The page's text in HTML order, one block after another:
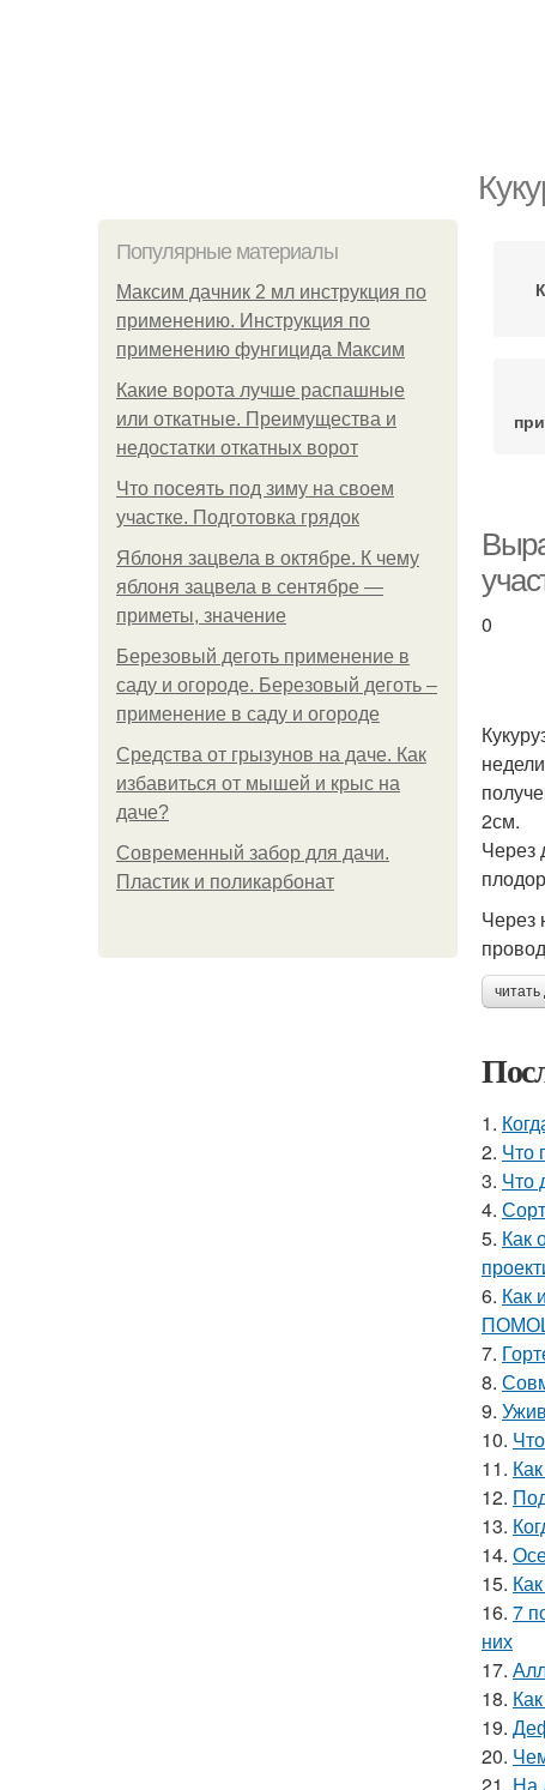
Популярные материалы
Максим дачник 2 мл инструкция по
применению. Инструкция по
применению фунгицида Максим
Какие ворота лучше распашные
или откатные. Преимущества и
недостатки откатных ворот
Что посеять под зиму на своем
участке. Подготовка грядок
Яблоня зацвела в октябре. К чему
яблоня зацвела в сентябре —
приметы, значение
Березовый деготь применение в
саду и огороде. Березовый деготь –
применение в саду и огороде
Средства от грызунов на даче. Как
избавиться от мышей и крыс на
даче?
Современный забор для дачи.
Пластик и поликарбонат
0
2см.
Через
Через
1.
2. Что
3. Что
4.
5. Как
6. Как
7.
8.
9.
10.
11.
12.
13.
14.
15.
16. 7
них
17.
18.
19.
20.